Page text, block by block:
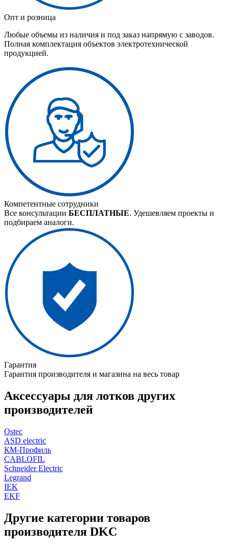
Опт и розница
Любые объемы из наличия и под заказ напрямую с заводов.
Полная комплектация объектов электротехнической
продукцией.
Компетентные сотрудники
Все консультации БЕСПЛАТНЫЕ. Удешевляем проекты и
подбираем аналоги.
Гарантия
Гарантия производителя и магазина на весь товар
Аксессуары для лотков других
производителей
Ostec
ASD electric
КМ-Профиль
CABLOFIL
Schneider Electric
Legrand
IEK
EKF
Другие категории товаров
производителя DKC